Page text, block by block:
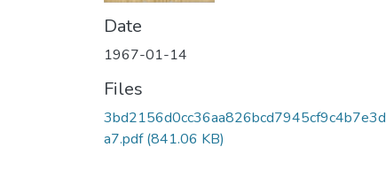
Date
1967-01-14
Files
a7.pdf(841.06 KB)